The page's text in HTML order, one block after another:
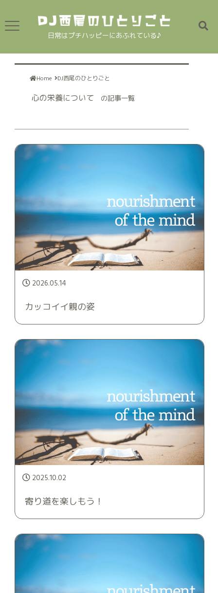
日常はプチハッピーにあふれている♪
Home DJ西尾のひとりごと
心の栄養について の記事一覧
2026.05.14
カッコイイ親の姿
2025.10.02
寄り道を楽しもう！